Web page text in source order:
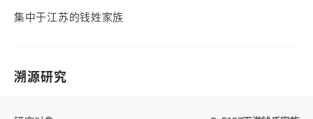
集中于江苏的钱姓家族
溯源研究